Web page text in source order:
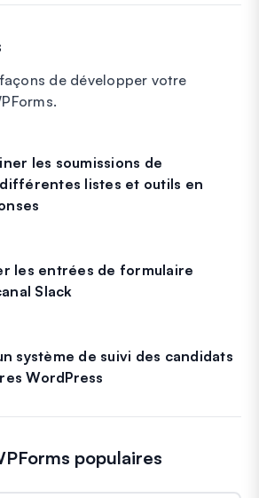
de développer votre
les soumissions de
listes et outils en
les entrées de formulaire
Slack
système de suivi des candidats
WordPress
populaires